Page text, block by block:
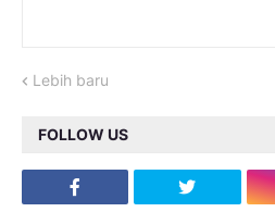
Lebih baru
FOLLOW US